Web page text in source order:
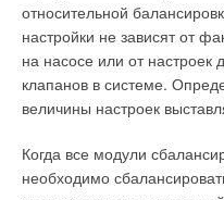
относительной
настройки не зависят от
на насосе или от настроек
клапанов в системе.
величины настроек
Когда все модули
необходимо